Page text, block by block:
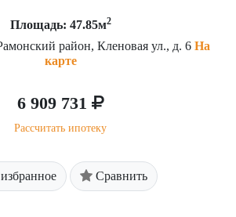
Площадь: 47.85м2
район, Кленовая ул., д. 6 На
карте
6 909 731
Рассчитать ипотеку
Сравнить